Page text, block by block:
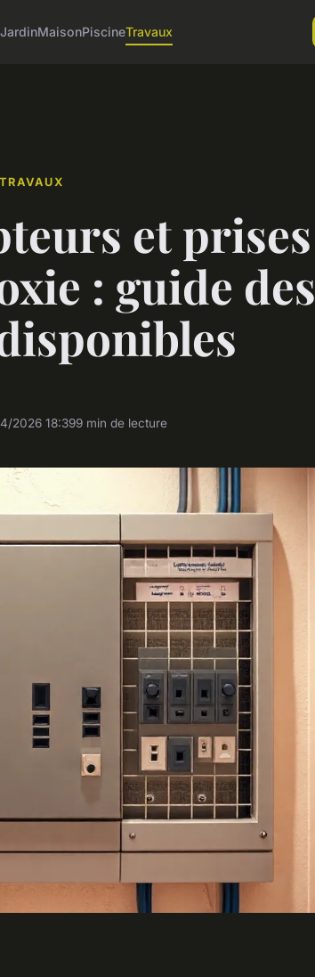
JardinMaisonPiscineTravaux
TRAVAUX
et prises
: guide des
2026 18:399 min de lecture